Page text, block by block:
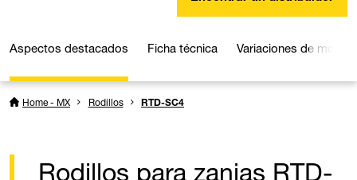
Aspectos destacados Ficha técnica Variaciones de modelo
Home - MX Rodillos RTD-SC4
Rodillos para zanjas RTD-